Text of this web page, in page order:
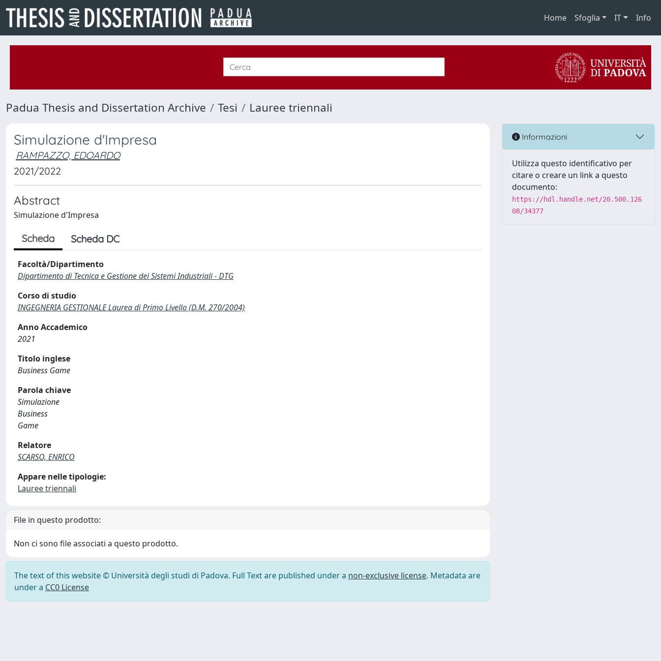
Home Sfoglia IT Info
Padua Thesis and Dissertation Archive Tesi Lauree triennali
Simulazione d'Impresa
RAMPAZZO, EDOARDO
2021/2022
Abstract
Simulazione d'Impresa
Scheda Scheda DC
Facoltà/Dipartimento
Dipartimento di Tecnica e Gestione dei Sistemi Industriali - DTG
Corso di studio
INGEGNERIA GESTIONALE Laurea di Primo Livello (D.M. 270/2004)
Anno Accademico
2021
Titolo inglese
Business Game
Parola chiave
Simulazione
Business
Game
Relatore
SCARSO, ENRICO
Appare nelle tipologie:
Lauree triennali
File in questo prodotto:
Non ci sono file associati a questo prodotto.
The text of this website © Università degli studi di Padova. Full Text are published under a non-exclusive license. Metadata are
under a CC0 License
Informazioni
Utilizza questo identificativo per
citare o creare un link a questo
documento:
https://hdl.handle.net/20.500.126
08/34377